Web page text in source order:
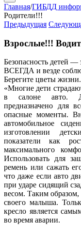
Главная/ГИБДД
Родители!!!
Предыдущая
Взрослые!!!
Безопасность детей
ВСЕГДА и везде
Берегите цветы жизни.
«Многие дети
в салоне авто.
предназначено для
опасные моменты.
автомобильное
изготовлении
показатели как
максимального
Использовать для
ремень или сажать
что даже если авто
при ударе сидящий
весом. Таким образом,
своего малыша.
кресло является
во время аварии.